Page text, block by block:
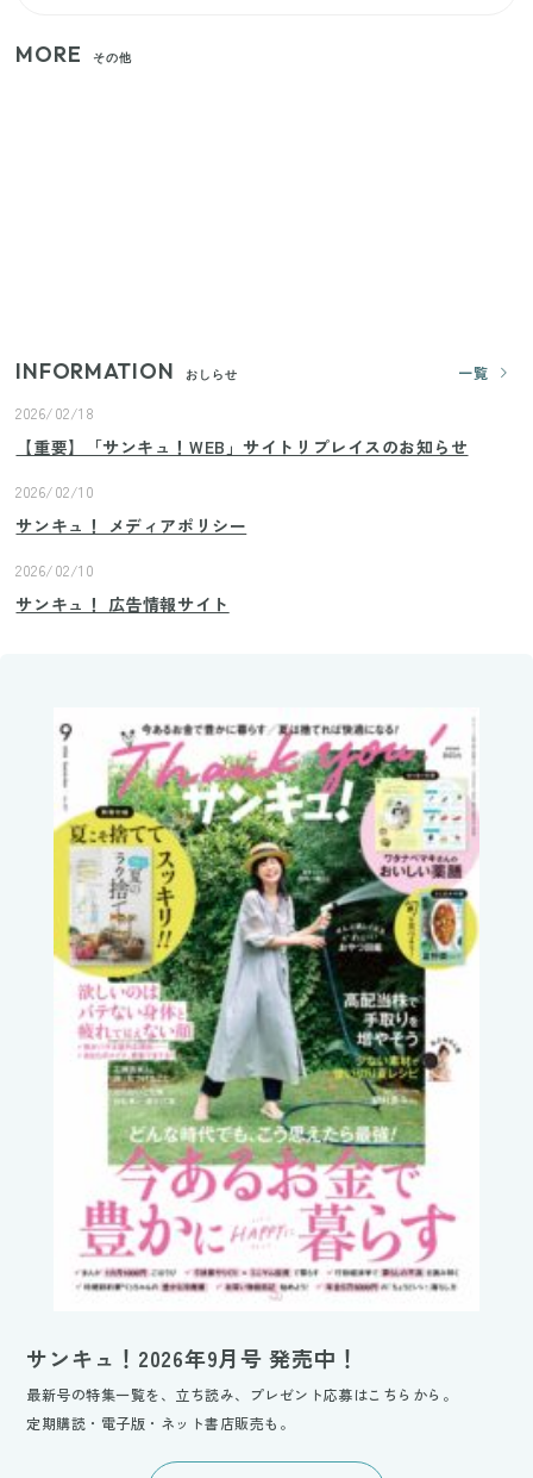
MORE その他
INFORMATION おしらせ
一覧
2026/02/18
【重要】「サンキュ！WEB」サイトリプレイスのお知らせ
2026/02/10
サンキュ！ メディアポリシー
2026/02/10
サンキュ！ 広告情報サイト
サンキュ！2026年9月号 発売中！
最新号の特集一覧を、立ち読み、プレゼント応募はこちらから。
定期購読・電子版・ネット書店販売も。